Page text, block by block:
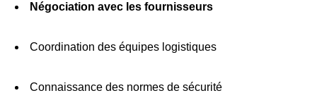
Négociation avec les fournisseurs
Coordination des équipes logistiques
Connaissance des normes de sécurité